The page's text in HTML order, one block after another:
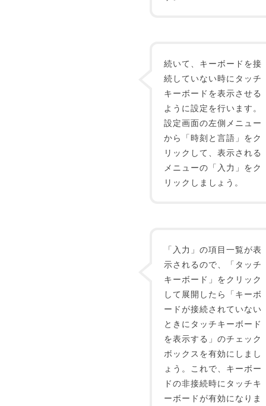
続いて、キーボードを接
続していない時にタッチ
キーボードを表示させる
ように設定を行います。
設定画面の左側メニュー
から「時刻と言語」をク
リックして、表示される
メニューの「入力」をク
リックしましょう。
「入力」の項目一覧が表
示されるので、「タッチ
キーボード」をクリック
して展開したら「キーボ
ードが接続されていない
ときにタッチキーボード
を表示する」のチェック
ボックスを有効にしまし
ょう。これで、キーボー
ドの非接続時にタッチキ
ーボードが有効になりま